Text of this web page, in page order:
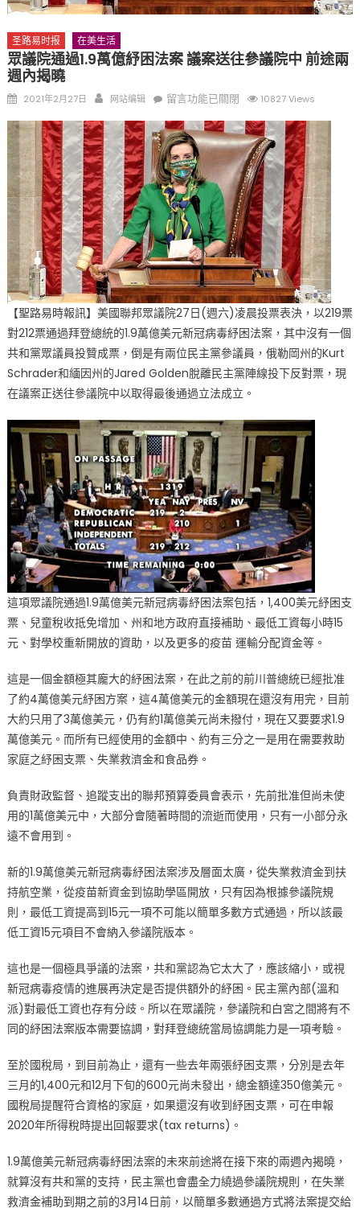
圣路易时报 在美生活
眾議院通過1.9萬億紓困法案 議案送往參議院中 前途兩
週內揭曉
Posted
2021年2月27日 Author
网站编辑
在
議
院
通
過
1.9
萬
億
紓
困
法
案
議
案
送
往
議
院
中
前
途
兩
週
內
揭
曉〉
中
留言功能已關閉 10827 Views
【聖路易時報訊】美國聯邦眾議院27日(週六)凌晨投票表決，以219票
對212票通過拜登總統的1.9萬億美元新冠病毒紓困法案，其中沒有一個
共和黨眾議員投贊成票，倒是有兩位民主黨參議員，俄勒岡州的Kurt
Schrader和緬因州的Jared Golden脫離民主黨陣線投下反對票，現
在議案正送往參議院中以取得最後通過立法成立。
這項眾議院通過1.9萬億美元新冠病毒紓困法案包括，1,400美元紓困支
票、兒童稅收抵免增加、州和地方政府直接補助、最低工資每小時15
元、對學校重新開放的資助，以及更多的疫苗 運輸分配資金等。
這是一個金額極其龐大的紓困法案，在此之前的前川普總統已經批准
了約4萬億美元紓困方案，這4萬億美元的金額現在還沒有用完，目前
大約只用了3萬億美元，仍有約1萬億美元尚未撥付，現在又要要求1.9
萬億美元。而所有已經使用的金額中、約有三分之一是用在需要救助
家庭之紓困支票、失業救濟金和食品券。
負責財政監督、追蹤支出的聯邦預算委員會表示，先前批准但尚未使
用的1萬億美元中，大部分會隨著時間的流逝而使用，只有一小部分永
遠不會用到。
新的1.9萬億美元新冠病毒紓困法案涉及層面太廣，從失業救濟金到扶
持航空業，從疫苗新資金到協助學區開放，只有因為根據參議院規
則，最低工資提高到15元一項不可能以簡單多數方式通過，所以該最
低工資15元項目不會納入參議院版本。
這也是一個極具爭議的法案，共和黨認為它太大了，應該縮小，或視
新冠病毒疫情的進展再決定是否提供額外的紓困。民主黨內部(溫和
派)對最低工資也存有分歧。所以在眾議院，參議院和白宮之間將有不
同的紓困法案版本需要協調，對拜登總統當局協調能力是一項考驗。
至於國稅局，到目前為止，還有一些去年兩張紓困支票，分別是去年
三月的1,400元和12月下旬的600元尚未發出，總金額達350億美元。
國稅局提醒符合資格的家庭，如果還沒有收到紓困支票，可在申報
2020年所得稅時提出回報要求(tax returns)。
1.9萬億美元新冠病毒紓困法案的未來前途將在接下來的兩週內揭曉，
就算沒有共和黨的支持，民主黨也會盡全力繞過參議院規則，在失業
救濟金補助到期之前的3月14日前，以簡單多數通過方式將法案提交給